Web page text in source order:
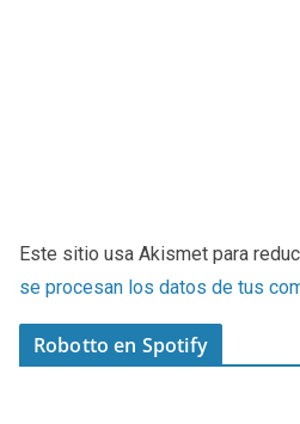
Este sitio usa Akismet para
se procesan los datos de tus
Robotto en Spotify